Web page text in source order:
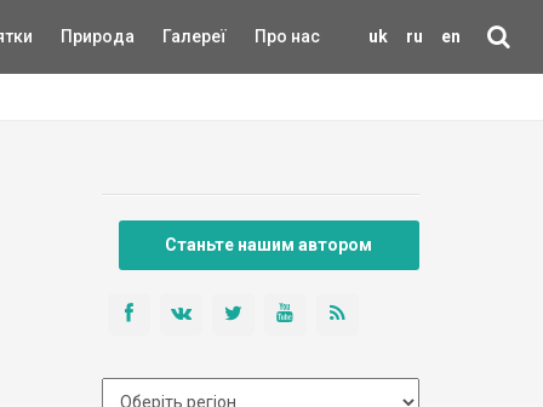
uk ru en
Природа Галереї Про нас
Станьте нашим автором